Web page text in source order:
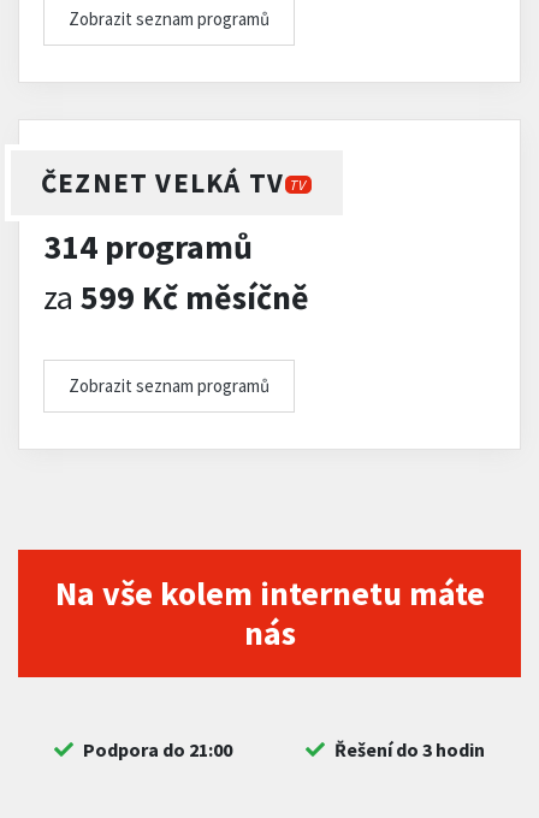
Zobrazit seznam programů
ČEZNET VELKÁ TV TV
314 programů
za 599 Kč měsíčně
Zobrazit seznam programů
Na vše kolem internetu máte
nás
Podpora do 21:00 Řešení do 3 hodin